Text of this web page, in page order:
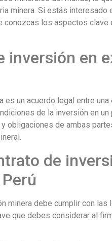
minera. Si estás interesado
conozcas los aspectos clave
inversión en
un acuerdo legal entre una
de la inversión en un
obligaciones de ambas
de
minera debe cumplir con las
que debes considerar al